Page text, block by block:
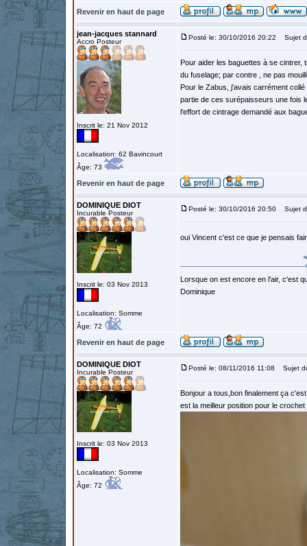
Revenir en haut de page
jean-jacques stannard
Accro Posteur
Inscrit le: 21 Nov 2012
Localisation: 62 Bavincourt
Âge: 73
Posté le: 30/10/2016 20:22 Sujet
Pour aider les baguettes à se cintrer,
du fuselage; par contre , ne pas
Pour le Zabus, j'avais carrément
partie de ces surépaisseurs une fois
l'effort de cintrage demandé aux
Revenir en haut de page
DOMINIQUE DIOT
Incurable Posteur
Inscrit le: 03 Nov 2013
Localisation: Somme
Âge: 72
Posté le: 30/10/2016 20:50 Sujet
oui Vincent c'est ce que je pensais
Lorsque on est encore en l'air, c'est
Dominique
Revenir en haut de page
DOMINIQUE DIOT
Incurable Posteur
Inscrit le: 03 Nov 2013
Localisation: Somme
Âge: 72
Posté le: 08/11/2016 11:08 Sujet
Bonjour a tous,bon finalement ça
est la meilleur position pour le